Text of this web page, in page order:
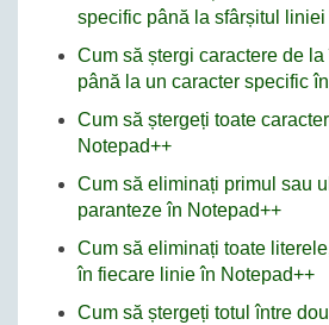
specific până la sfârșitul
Cum să ștergi caractere de
până la un caracter specific
Cum să ștergeți toate
Notepad++
Cum să eliminați primul sau
paranteze în Notepad++
Cum să eliminați toate
în fiecare linie în Notepad++
Cum să ștergeți totul între